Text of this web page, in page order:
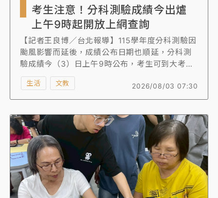
考生注意！分科測驗成績今出爐
上午9時起開放上網查詢
【記者王良博／台北報導】115學年度分科測驗因
颱風影響而延後，成績公布日期也順延，分科測
驗成績今（3）日上午9時公布，考生可到大考中
心網站查詢。
2026/08/03 07:30
生活 文教